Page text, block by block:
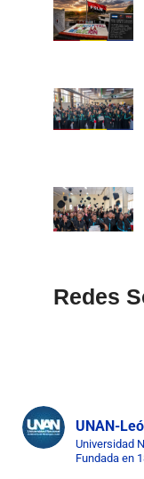
Redes
UNAN-
Universidad
Fundada en